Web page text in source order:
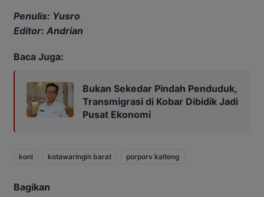
Penulis: Yusro
Editor: Andrian
Baca Juga:
Bukan Sekedar Pindah Penduduk,
Transmigrasi di Kobar Dibidik Jadi
Pusat Ekonomi
koni kotawaringin barat porporv kalteng
Bagikan